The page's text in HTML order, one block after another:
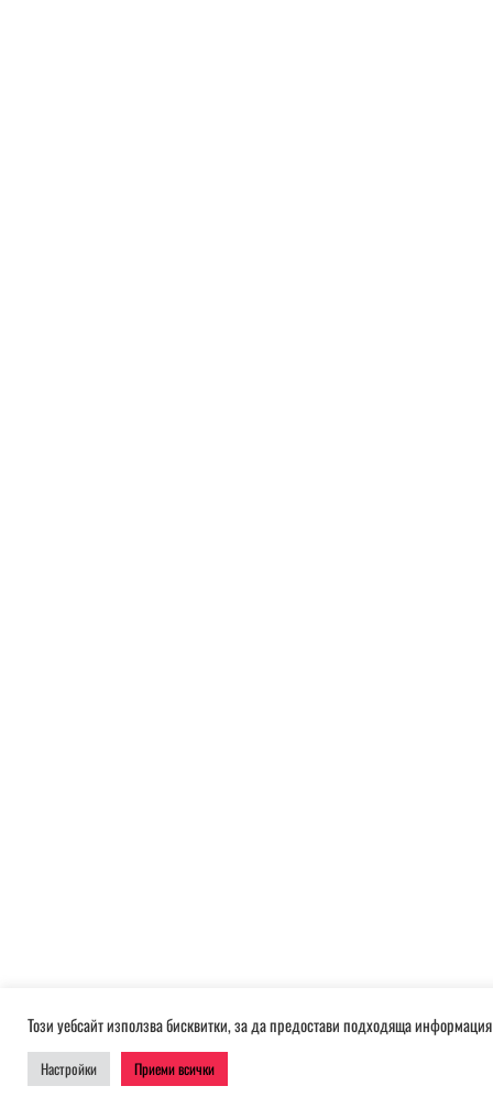
Този уебсайт използва бисквитки, за да предостави подходяща
Настройки Приеми всички